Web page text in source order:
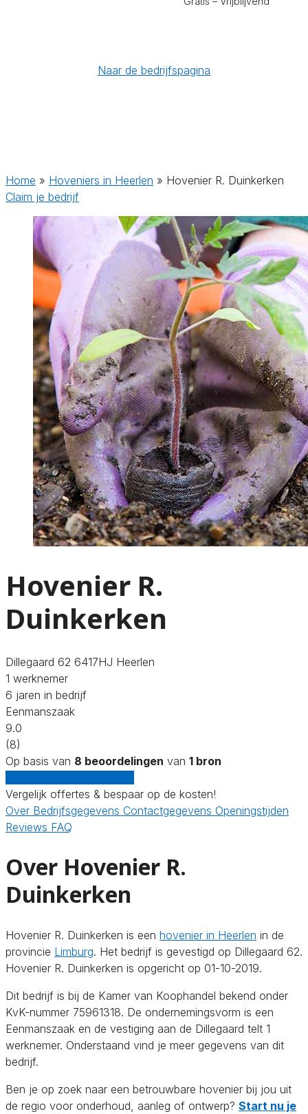
Naar de bedrijfspagina
Home » Hoveniers in Heerlen » Hovenier R. Duinkerken
Claim je bedrijf
Hovenier R.
Duinkerken
Dillegaard 62 6417HJ Heerlen
1 werknemer
6 jaren in bedrijf
Eenmanszaak
9.0
(8)
Op basis van 8 beoordelingen van 1 bron
Vergelijk offertes & bespaar op de kosten!
Over Bedrijfsgegevens Contactgegevens Openingstijden
Reviews FAQ
Over Hovenier R.
Duinkerken
Hovenier R. Duinkerken is een hovenier in Heerlen in de
provincie Limburg. Het bedrijf is gevestigd op Dillegaard 62.
Hovenier R. Duinkerken is opgericht op 01-10-2019.
Dit bedrijf is bij de Kamer van Koophandel bekend onder
KvK-nummer 75961318. De ondernemingsvorm is een
Eenmanszaak en de vestiging aan de Dillegaard telt 1
werknemer. Onderstaand vind je meer gegevens van dit
bedrijf.
Ben je op zoek naar een betrouwbare hovenier bij jou uit
de regio voor onderhoud, aanleg of ontwerp? Start nu je